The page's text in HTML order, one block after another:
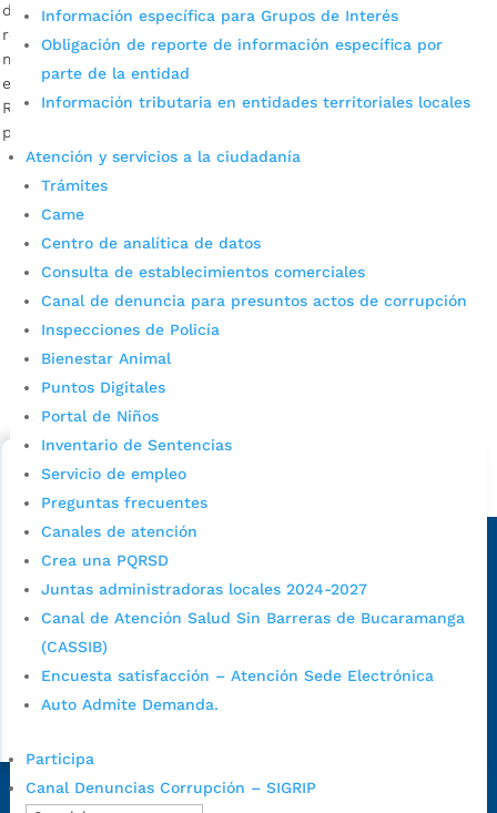
Información específica para Grupos de Interés
Obligación de reporte de información específica por
parte de la entidad
Información tributaria en entidades territoriales locales
Atención y servicios a la ciudadanía
Trámites
Came
Centro de analítica de datos
Consulta de establecimientos comerciales
Canal de denuncia para presuntos actos de corrupción
Inspecciones de Policía
Bienestar Animal
Puntos Digitales
Portal de Niños
Inventario de Sentencias
Servicio de empleo
Preguntas frecuentes
Canales de atención
Crea una PQRSD
Juntas administradoras locales 2024-2027
Canal de Atención Salud Sin Barreras de Bucaramanga
(CASSIB)
Encuesta satisfacción – Atención Sede Electrónica
Auto Admite Demanda.
Participa
Canal Denuncias Corrupción – SIGRIP
de todo. El Coronavirus no es selectivo por edades o
regiones. No bajemos la guardia. Charlas alrededor de una
misma mesa, compartir alimentos o hablar durante horas,
entre otros aspectos, pueden contribuir a la transmisión.
Recuerde que una población informada y comprometida
permite desacelerar […]
Cupos Escolares Bucaramanga 2022
Consulta aqui los pasos para inscribirse y solicitar un
cupo escolar en los colegios oficiales de
Bucaramanga.
Alcaldía de Bucaramanga
Sede principal
Dirección Fase I:Calle 35 # 10-43, Bucaramanga, Santander,